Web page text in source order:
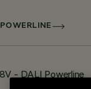
- DALI Powerline